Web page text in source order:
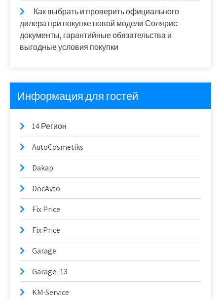
Как выбрать и проверить официального
дилера при покупке новой модели Солярис:
документы, гарантийные обязательства и
выгодные условия покупки
Информация для гостей
14 Регион
AutoCosmetiks
Dakap
DocAvto
Fix Price
Fix Price
Garage
Garage_13
KM-Service